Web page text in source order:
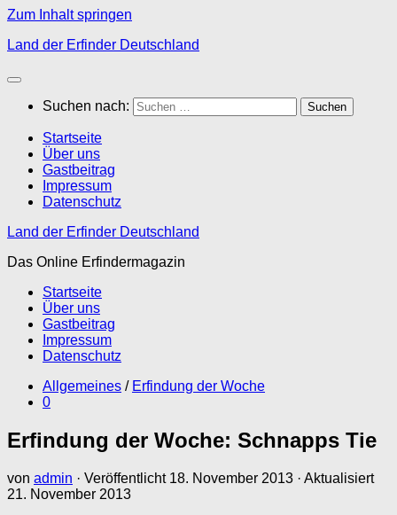
Zum Inhalt springen
Land der Erfinder Deutschland
Suchen nach:
Startseite
Über uns
Gastbeitrag
Impressum
Datenschutz
Land der Erfinder Deutschland
Das Online Erfindermagazin
Startseite
Über uns
Gastbeitrag
Impressum
Datenschutz
Allgemeines / Erfindung der Woche
0
Erfindung der Woche: Schnapps Tie
von admin · Veröffentlicht 18. November 2013 · Aktualisiert
21. November 2013